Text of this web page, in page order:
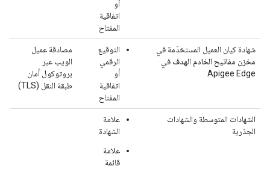
أو
اتفاقية
المفتاح
شهادة كيان العميل المستخدَمة في
مخزن مفاتيح الخادم الهدف في
Apigee Edge
التوقيع
الرقمي
أو
اتفاقية
المفتاح
مصادقة عميل
الويب عبر
بروتوكول أمان
طبقة النقل (TLS)
الشهادات المتوسطة والشهادات
الجذرية
علامة
الشهادة
علامة
قائمة